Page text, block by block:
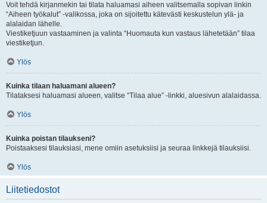
Voit tehdä kirjanmekin tai tilata haluamasi aiheen valitsemalla sopivan linkin
“Aiheen työkalut” -valikossa, joka on sijoitettu kätevästi keskustelun ylä- ja
alalaidan lähelle.
Viestiketjuun vastaaminen ja valinta “Huomauta kun vastaus lähetetään” tilaa
viestiketjun.
Ylös
Kuinka tilaan haluamani alueen?
Tilataksesi haluamasi alueen, valitse “Tilaa alue” -linkki, aluesivun alalaidassa.
Ylös
Kuinka poistan tilaukseni?
Poistaaksesi tilauksiasi, mene omiin asetuksiisi ja seuraa linkkejä tilauksiisi.
Ylös
Liitetiedostot